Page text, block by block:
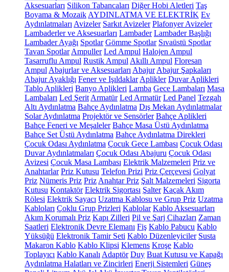
Aksesuarları Silikon Tabancaları Diğer Hobi Aletleri Taş
Boyama & Mozaik AYDINLATMA VE ELEKTRİK Ev
Aydınlatmaları Avizeler Sarkıt Avizeler Plafonyer Avizeler
Lambaderler ve Aksesuarları Lambader Lambader Başlığı
Lambader Ayağı Spotlar Gömme Spotlar Sıvaüstü Spotlar
Tavan Spotlar Ampuller Led Ampul Halojen Ampul
Tasarruflu Ampul Rustik Ampul Akıllı Ampul Floresan
Ampul Abajurlar ve Aksesuarları Abajur Abajur Şapkaları
Abajur Ayaklığı Fener ve Işıldaklar Aplikler Duvar Aplikleri
Tablo Aplikleri Banyo Aplikleri Lamba Gece Lambaları Masa
Lambaları Led Şerit Armatür Led Armatür Led Panel Tezgah
Altı Aydınlatma Bahçe Aydınlatma Dış Mekan Aydınlatmalar
Solar Aydınlatma Projektör ve Sensörler Bahçe Aplikleri
Bahçe Feneri ve Meşaleler Bahçe Masa Üstü Aydınlatma
Bahçe Set Üstü Aydınlatma Bahçe Aydınlatma Direkleri
Çocuk Odası Aydınlatma Çocuk Gece Lambası Çocuk Odası
Duvar Aydınlatmaları Çocuk Odası Abajuru Çocuk Odası
Avizesi Çocuk Masa Lambası Elektrik Malzemeleri Priz ve
Anahtarlar Priz Kutusu Telefon Prizi Priz Çerçevesi Golyat
Priz Nümeris Priz Priz Anahtar Priz Şalt Malzemeleri Sigorta
Kutusu Kontaktör Elektrik Sigortası Şalter Kaçak Akım
Rölesi Elektrik Sayacı Uzatma Kablosu ve Grup Priz Uzatma
Kabloları Çoklu Grup Prizleri Kablolar Kablo Aksesuarları
Akım Korumalı Priz Kapı Zilleri Pil ve Şarj Cihazları Zaman
Saatleri Elektronik Devre Elemanı Fiş Kablo Pabucu Kablo
Yüksüğü Elektronik Tamir Seti Kablo Düzenleyiciler Susta
Makaron Kablo Kablo Klipsi Klemens Kroşe Kablo
Toplayıcı Kablo Kanalı Adaptör Duy Buat Kutusu ve Kapağı
Aydınlatma Halatları ve Zincirleri Enerji Sistemleri Güneş